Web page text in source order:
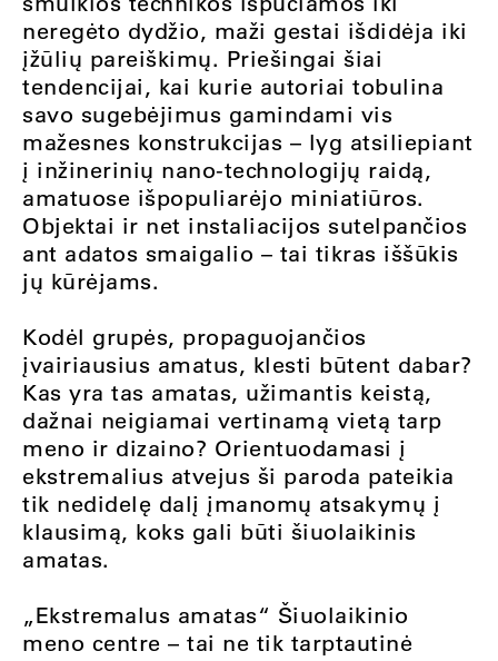
neregėto dydžio, maži gestai išdidėja iki
įžūlių pareiškimų. Priešingai šiai
tendencijai, kai kurie autoriai tobulina
savo sugebėjimus gamindami vis
mažesnes konstrukcijas – lyg atsiliepiant
į inžinerinių nano-technologijų raidą,
amatuose išpopuliarėjo miniatiūros.
Objektai ir net instaliacijos sutelpančios
ant adatos smaigalio – tai tikras iššūkis
jų kūrėjams.
Kodėl grupės, propaguojančios
įvairiausius amatus, klesti būtent dabar?
Kas yra tas amatas, užimantis keistą,
dažnai neigiamai vertinamą vietą tarp
meno ir dizaino? Orientuodamasi į
ekstremalius atvejus ši paroda pateikia
tik nedidelę dalį įmanomų atsakymų į
klausimą, koks gali būti šiuolaikinis
amatas.
„Ekstremalus amatas“ Šiuolaikinio
meno centre – tai ne tik tarptautinė